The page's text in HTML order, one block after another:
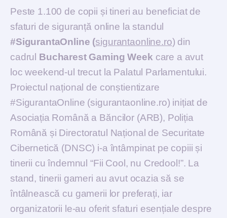
Peste 1.100 de copii și tineri au beneficiat de
sfaturi de siguranță online la standul
#SigurantaOnline (sigurantaonline.ro) din
cadrul Bucharest Gaming Week care a avut
loc weekend-ul trecut la Palatul Parlamentului.
Proiectul național de conștientizare
#SigurantaOnline (sigurantaonline.ro) inițiat de
Asociația Română a Băncilor (ARB), Poliția
Română și Directoratul Național de Securitate
Cibernetică (DNSC) i-a întâmpinat pe copiii și
tinerii cu îndemnul “Fii Cool, nu Credool!”. La
stand, tinerii gameri au avut ocazia să se
întâlnească cu gamerii lor preferați, iar
organizatorii le-au oferit sfaturi esențiale despre